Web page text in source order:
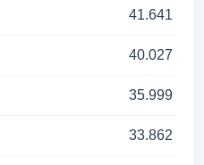
41.641
40.027
35.999
33.862